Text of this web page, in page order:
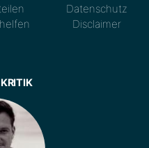
Datenschutz
Disclaimer